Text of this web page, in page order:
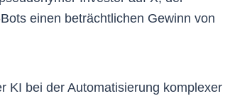
einen beträchtlichen Gewinn von
KI bei der Automatisierung komplexer